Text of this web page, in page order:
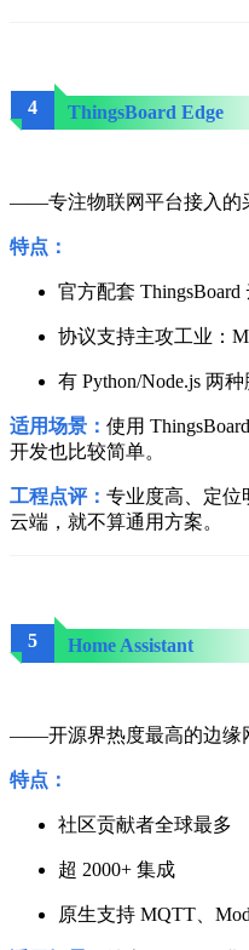
4 ThingsBoard Edge
——专注物联网平台接入的
特点：
官方配套 ThingsBoard
协议支持主攻工业：
有 Python/Node.js 两
适用场景： 使用
开发也比较简单。
工程点评： 专业度高、定位
云端，就不算通用方案。
5 Home Assistant
——开源界热度最高的边缘
特点：
社区贡献者全球最多
超 2000+ 集成
原生支持 MQTT、